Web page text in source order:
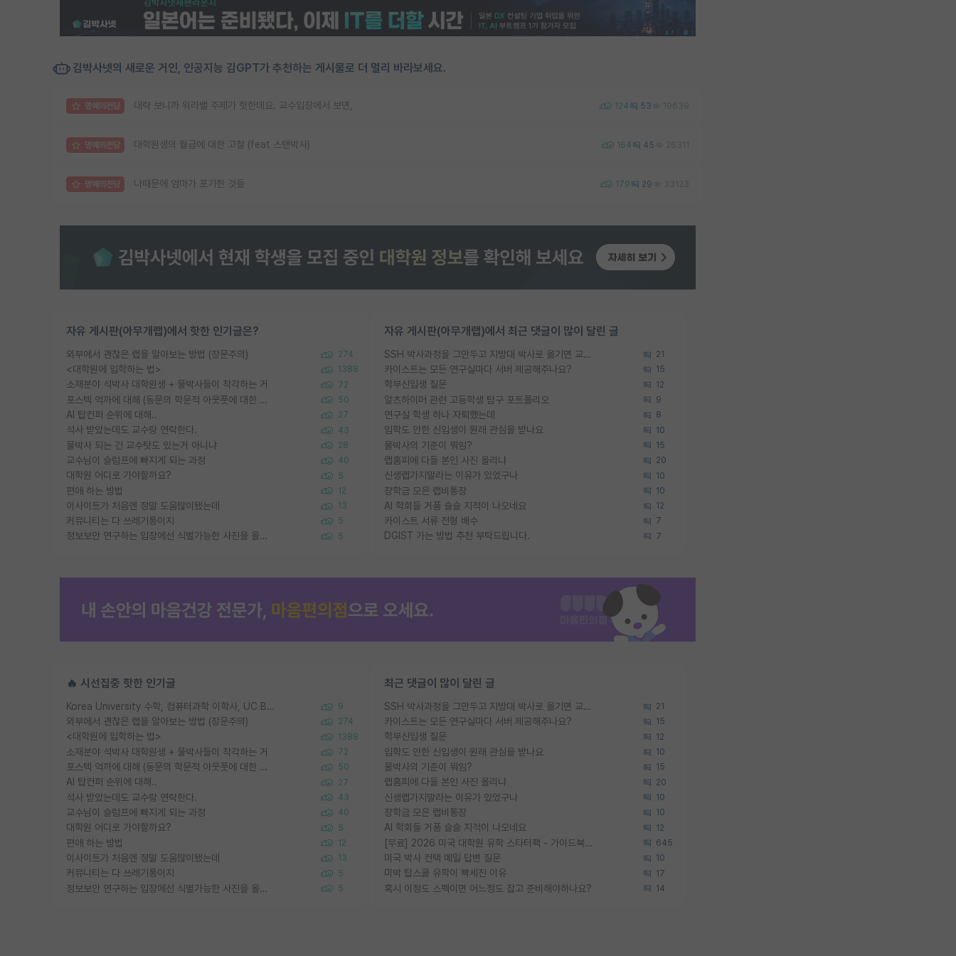
김박사넷의 새로운 거인, 인공지능 김GPT가 추천하는 게시물로 더 멀리 바라보세요.
명예의전당 대략 보니까 워라밸 주제가 핫한데요. 교수입장에서 보면, 124 53 19639
명예의전당 대학원생의 월급에 대한 고찰 (feat 스탠박사) 164 45 26311
명예의전당 나때문에 엄마가 포기한 것들 179 29 33123
자유 게시판(아무개랩)에서 핫한 인기글은?
외부에서 괜찮은 랩을 알아보는 방법 (장문주의) 274
<대학원에 입학하는 법> 1388
소재분야 석박사 대학원생 + 물박사들이 착각하는 거 72
포스텍 억까에 대해 (동문의 학문적 아웃풋에 대한 반박) 50
AI 탑컨퍼 순위에 대해.. 27
석사 받았는데도 교수랑 연락한다. 43
물박사 되는 건 교수탓도 있는거 아니냐 28
교수님이 슬럼프에 빠지게 되는 과정 40
대학원 어디로 가야할까요? 5
편애 하는 방법 12
이사이트가 처음엔 정말 도움많이됐는데 13
커뮤니티는 다 쓰레기통이지 5
정보보안 연구하는 입장에선 식별가능한 사진을 올리는건 비추이긴함 5
자유 게시판(아무개랩)에서 최근 댓글이 많이 달린 글
SSH 박사과정을 그만두고 지방대 박사로 옮기면 교수의 꿈은 끝일까요? 21
카이스트는 모든 연구실마다 서버 제공해주나요? 15
학부신입생 질문 12
알츠하이머 관련 고등학생 탐구 포트폴리오 9
연구실 학생 하나 자퇴했는데 8
입학도 안한 신입생이 원래 관심을 받나요 10
물박사의 기준이 뭐임? 15
랩홈피에 다들 본인 사진 올리냐 20
신생랩가지말라는 이유가 있었구나 10
장학금 모은 랩비통장 10
AI 학회들 거품 슬슬 지적이 나오네요 12
카이스트 서류 전형 배수 7
DGIST 가는 방법 추천 부탁드립니다. 7
🔥 시선집중 핫한 인기글
Korea University 수학, 컴퓨터과학 이학사, UC Berkeley 산업공학 대학원 공학박사가 되는 것은 쉽지 않겠죠? 9
외부에서 괜찮은 랩을 알아보는 방법 (장문주의) 274
<대학원에 입학하는 법> 1388
소재분야 석박사 대학원생 + 물박사들이 착각하는 거 72
포스텍 억까에 대해 (동문의 학문적 아웃풋에 대한 반박) 50
AI 탑컨퍼 순위에 대해.. 27
석사 받았는데도 교수랑 연락한다. 43
교수님이 슬럼프에 빠지게 되는 과정 40
대학원 어디로 가야할까요? 5
편애 하는 방법 12
이사이트가 처음엔 정말 도움많이됐는데 13
커뮤니티는 다 쓰레기통이지 5
정보보안 연구하는 입장에선 식별가능한 사진을 올리는건 비추이긴함 5
최근 댓글이 많이 달린 글
SSH 박사과정을 그만두고 지방대 박사로 옮기면 교수의 꿈은 끝일까요? 21
카이스트는 모든 연구실마다 서버 제공해주나요? 15
학부신입생 질문 12
입학도 안한 신입생이 원래 관심을 받나요 10
물박사의 기준이 뭐임? 15
랩홈피에 다들 본인 사진 올리냐 20
신생랩가지말라는 이유가 있었구나 10
장학금 모은 랩비통장 10
AI 학회들 거품 슬슬 지적이 나오네요 12
[무료] 2026 미국 대학원 유학 스타터팩 - 가이드북 & 합격자 컨택메일 템플릿 645
미국 박사 컨택 메일 답변 질문 10
미박 탑스쿨 유학이 빡세진 이유 17
혹시 이정도 스펙이면 어느정도 잡고 준비해야하나요? 14